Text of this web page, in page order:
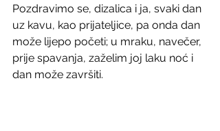
Pozdravimo se, dizalica i ja, svaki dan
uz kavu, kao prijateljice, pa onda dan
može lijepo početi; u mraku, navečer,
prije spavanja, zaželim joj laku noć i
dan može završiti.